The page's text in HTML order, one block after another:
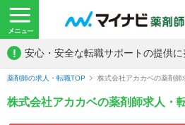
! 安心・安全な転職サポートの提供に
薬剤師の求人・転職TOP 株式会社アカカベの薬剤師
株式会社アカカベの薬剤師求人・